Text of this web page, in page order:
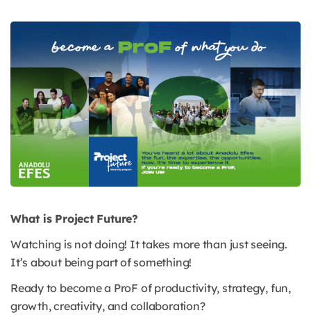
What is Project Future?
Watching is not doing! It takes more than just seeing.
It’s about being part of something!
Ready to become a ProF of productivity, strategy, fun,
growth, creativity, and collaboration?